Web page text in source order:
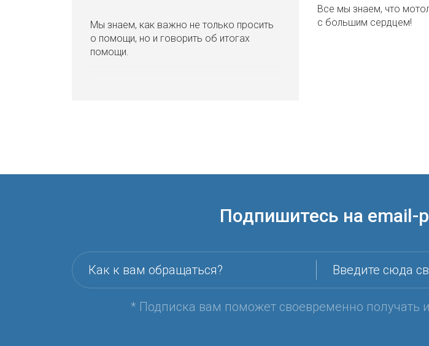
Мы знаем, как важно не только просить
о помощи, но и говорить об итогах
помощи.
Все мы знаем, что
с большим сердцем!
Подпишитесь на email-
Как к вам обращаться? Введите сюда
* Подписка вам поможет своевременно